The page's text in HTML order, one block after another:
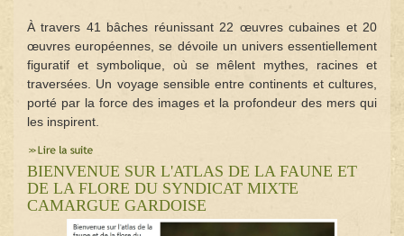
À travers 41 bâches réunissant 22 œuvres cubaines et 20
œuvres européennes, se dévoile un univers essentiellement
figuratif et symbolique, où se mêlent mythes, racines et
traversées. Un voyage sensible entre continents et cultures,
porté par la force des images et la profondeur des mers qui
les inspirent.
BIENVENUE SUR L'ATLAS DE LA FAUNE ET
DE LA FLORE DU SYNDICAT MIXTE
CAMARGUE GARDOISE